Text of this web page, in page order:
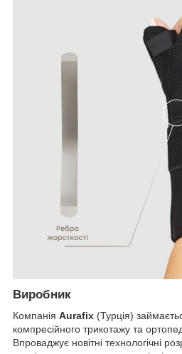
Виробник
Компанія Aurafix (Турція)
компресійного трикотажу та
Впроваджує новітні технологічні